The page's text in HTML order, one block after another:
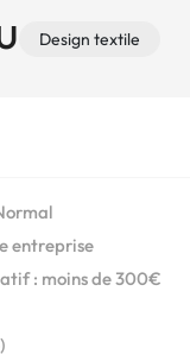
Design textile
entreprise
: moins de 300€